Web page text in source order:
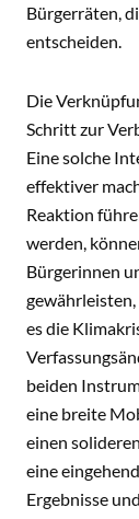
Bürgerräten,
entscheiden.
Die
Schritt zur
Eine solche
effektiver
Reaktion
werden,
Bürgerinnen
es die
beiden
eine breite
einen
eine
Ergebnisse